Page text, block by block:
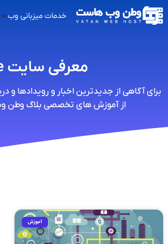
خدمات میزبانی وب
معرفی سایت kaggle
برای آگاهی از جدیدترین اخبار و رویدادها
از آموزش های تخصصی بلاگ وطن
آموزش